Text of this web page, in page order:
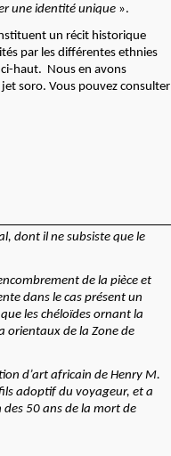
une identité unique ».
un récit historique
par les différentes ethnies
ci-haut. Nous en avons
soro. Vous pouvez consulter
dont il ne subsiste que le
de la pièce et
dans le cas présent un
les chéloïdes ornant la
orientaux de la Zone de
d’art africain de Henry M.
adoptif du voyageur, et a
des 50 ans de la mort de